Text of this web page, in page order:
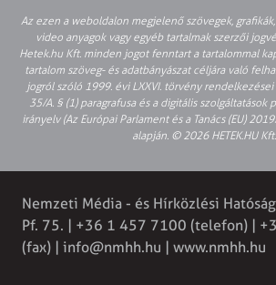
Az ezen a weboldalon megjelenő szövegek,
video anyagok vagy egyéb tartalmak szerzői
Hetek.hu Kft. minden jogot fenntart a tartalommal
tartalom szöveg- és adatbányászat céljára való
jogról szóló 1999. évi LXXVI. törvény
35/A. § (1) paragrafusa és a digitális szolgáltatások
irányelv (Az Európai Parlament és a Tanács (EU)
alapján. © 2026 HETEK.HU Kft.
Nemzeti Média - és Hírközlési
Pf. 75. | +36 1 457 7100 (telefon) |
(fax) | info@nmhh.hu | www.nmhh.hu